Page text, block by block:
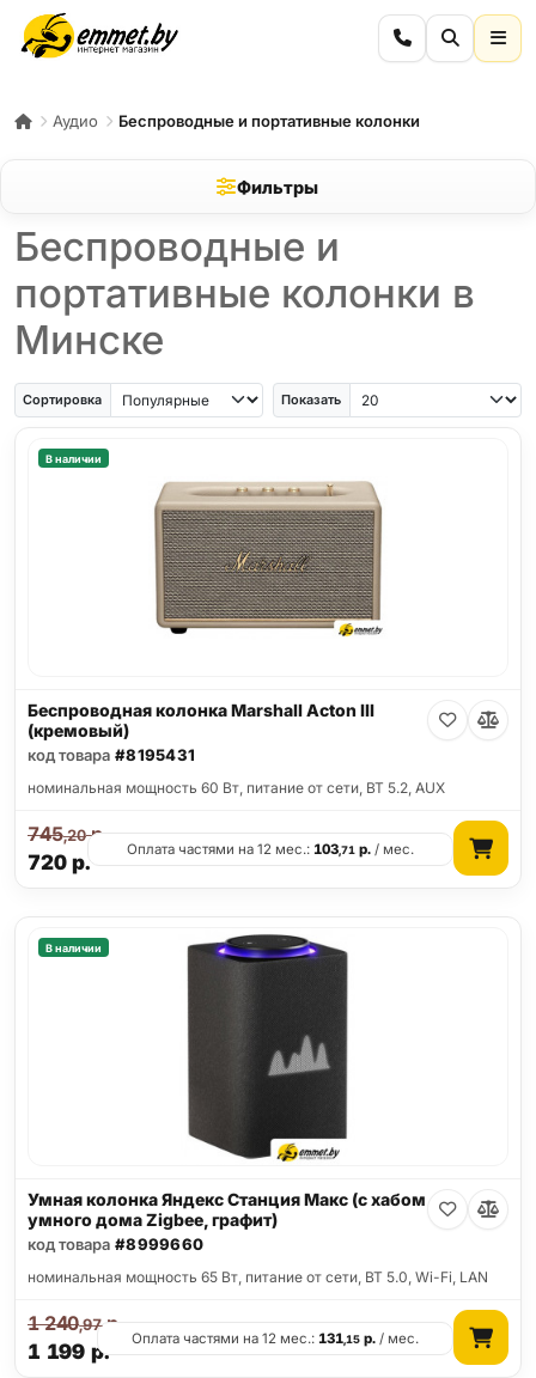
Аудио Беспроводные и портативные колонки
Фильтры
Беспроводные и
портативные колонки в
Минске
Сортировка Показать
В наличии
Беспроводная колонка Marshall Acton III
(кремовый)
код товара #8195431
номинальная мощность 60 Вт, питание от сети, BT 5.2, AUX
720р.
745,20р.
Оплата частями на 12 мес.: 103,71 р. / мес.
В наличии
Умная колонка Яндекс Станция Макс (с хабом
умного дома Zigbee, графит)
код товара #8999660
номинальная мощность 65 Вт, питание от сети, BT 5.0, Wi-Fi, LAN
1 199 р.
1 240,97р.
Оплата частями на 12 мес.:131,15 р. / мес.